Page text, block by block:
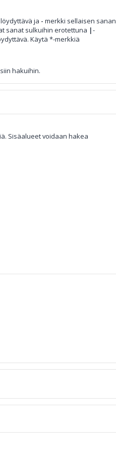
ja - merkki sellaisen sanan
sanat sulkuihin erotettuna |-
Käytä *-merkkiä
hakuihin.
Sisäalueet voidaan hakea